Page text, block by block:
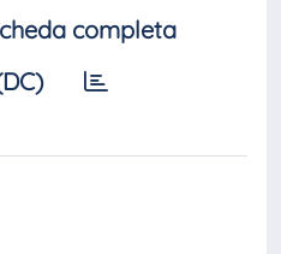
completa